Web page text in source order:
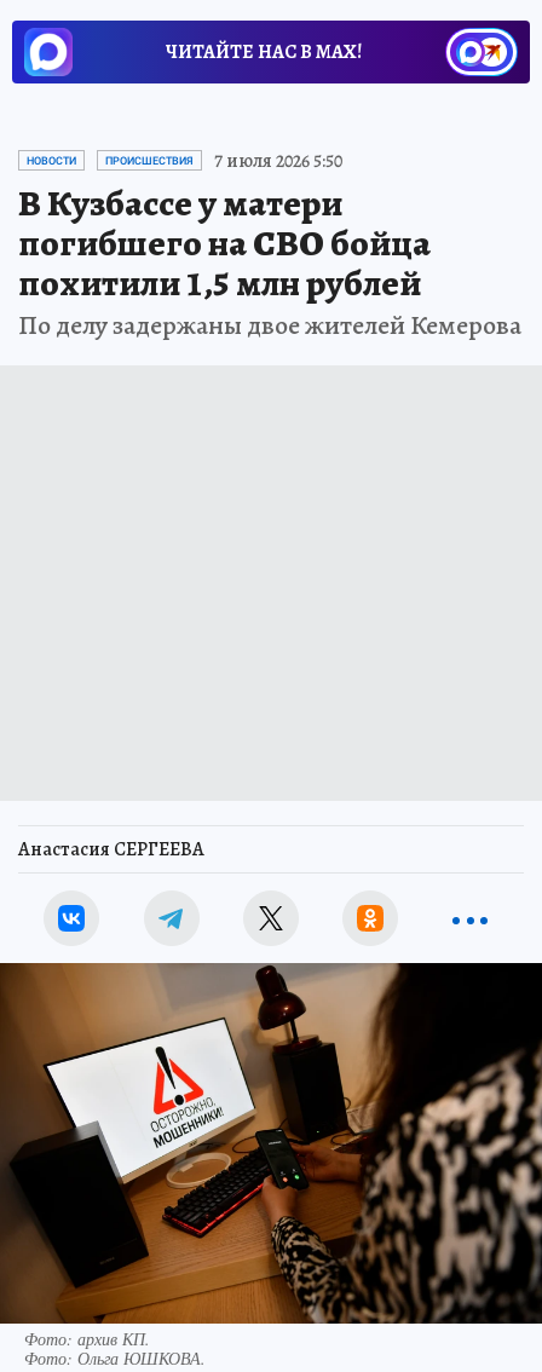
ЧИТАЙТЕ НАС В МАХ!
НОВОСТИ ПРОИСШЕСТВИЯ 7 июля 2026 5:50
В Кузбассе у матери
погибшего на СВО бойца
похитили 1,5 млн рублей
По делу задержаны двое жителей Кемерова
Анастасия СЕРГЕЕВА
Фото: архив КП.
Фото: Ольга ЮШКОВА.